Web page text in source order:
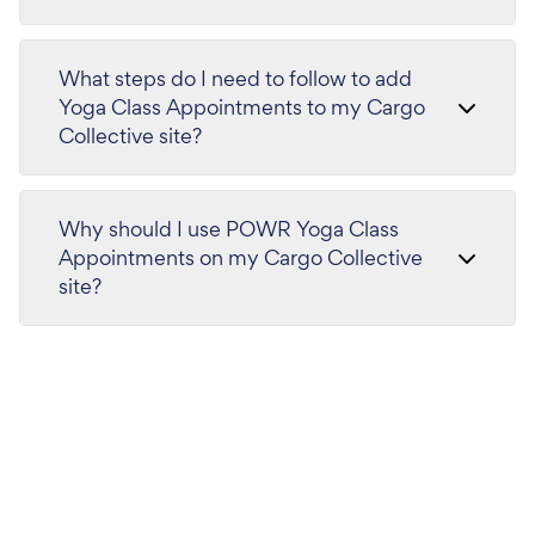
What steps do I need to follow to add
Yoga Class Appointments to my Cargo
Collective site?
Why should I use POWR Yoga Class
Appointments on my Cargo Collective
site?